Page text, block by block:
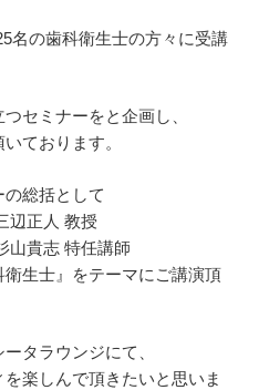
名の歯科衛生士の方々に受講
セミナーをと企画し、
ております。
総括として
辺正人 教授
山貴志 特任講師
生士』をテーマにご講演頂
タラウンジにて、
楽しんで頂きたいと思いま